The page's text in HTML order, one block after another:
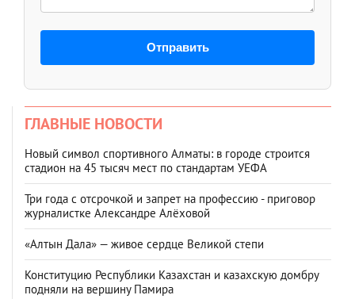
Отправить
ГЛАВНЫЕ НОВОСТИ
Новый символ спортивного Алматы: в городе строится
стадион на 45 тысяч мест по стандартам УЕФА
Три года с отсрочкой и запрет на профессию - приговор
журналистке Александре Алёховой
«Алтын Дала» — живое сердце Великой степи
Конституцию Республики Казахстан и казахскую домбру
подняли на вершину Памира